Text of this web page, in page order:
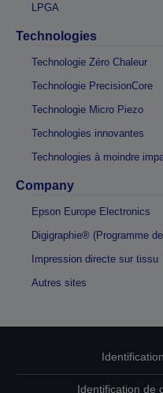
LPGA
Technologies
Technologie Zéro Chaleur
Technologie PrecisionCore
Technologie Micro Piezo
Technologies innovantes
Technologies à moindre
Company
Epson Europe Electronics
Digigraphie® (Programme
Impression directe sur tissu
Autres sites
Identification de